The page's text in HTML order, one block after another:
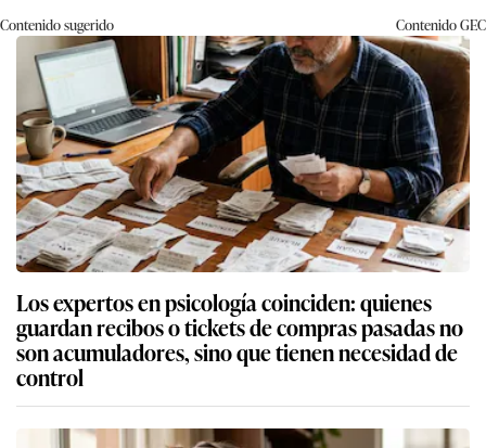
Contenido sugerido ContenidoGEC
Los expertos en psicología coinciden: quienes
guardan recibos o tickets de compras pasadas no
son acumuladores, sino que tienen necesidad de
control